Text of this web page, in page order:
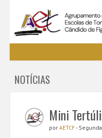
EE / Alunos
Cursos Profissionais
Bibliotecas
Media AETCF
NOTÍCIAS
Mini
por AETCF-